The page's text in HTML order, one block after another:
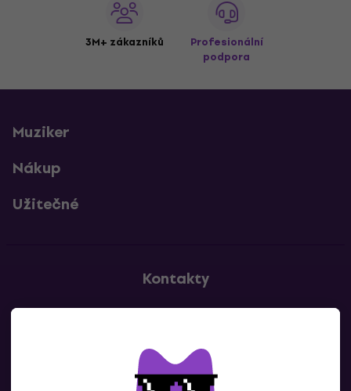
3M+ zákazníků
Profesionální
podpora
Muziker
Nákup
Užitečné
Kontakty